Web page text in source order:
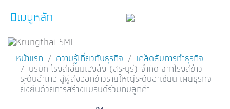
หน้าหลัก
ผลิตภัณฑ์และบริการ
โปรโมชั่น
เมนูหลัก
หน้าแรก ความรู้เกี่ยวกับธุรกิจ
เคล็ดลับการทำธุรกิจ
บริษัท โรงสีเอี่ยมเฮงล้ง (สระบุรี) จำกัด จากโรงสีข้าว
ระดับอำเภอ สู่ผู้ส่งออกข้าวรายใหญ่ระดับอาเซียน เผยธุรกิจ
ยั่งยืนด้วยการสร้างแบรนด์ร่วมกับลูกค้า